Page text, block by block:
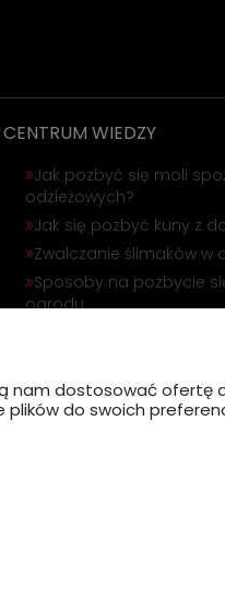
CENTRUM WIEDZY
Jak pozbyć się moli
odzieżowych?
Jak się pozbyć kuny z
Zwalczanie ślimaków w
Sposoby na pozbycie
ogrodu
nam dostosować
do swoich